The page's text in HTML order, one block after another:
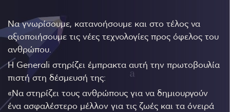
Να γνωρίσουμε, κατανοήσουμε και στο τέλος να
αξιοποιήσουμε τις νέες τεχνολογίες προς όφελος του
ανθρώπου.
Η Generali στηρίζει έμπρακτα αυτή την πρωτοβουλία
πιστή στη δέσμευσή της:
«Να στηρίζει τους ανθρώπους για να δημιουργούν
ένα ασφαλέστερο μέλλον για τις ζωές και τα όνειρά